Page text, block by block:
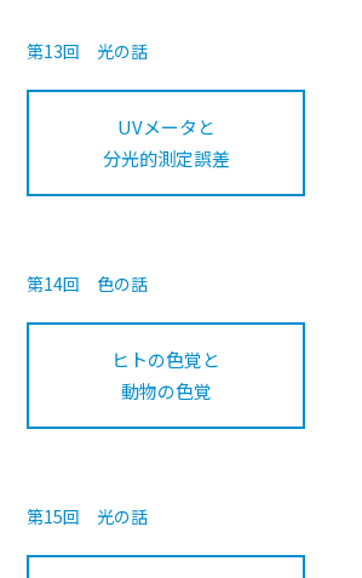
第13回 光の話
UVメータと
分光的測定誤差
第14回 色の話
ヒトの色覚と
動物の色覚
第15回 光の話